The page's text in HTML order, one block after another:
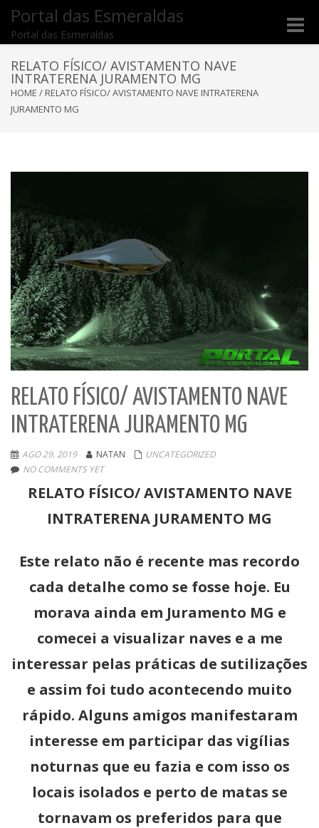
Portal das Esmeraldas
Portal das Esmeraldas
Toggle
RELATO FÍSICO/ AVISTAMENTO NAVE
INTRATERENA JURAMENTO MG
HOME / RELATO FÍSICO/ AVISTAMENTO NAVE INTRATERENA
JURAMENTO MG
RELATO FÍSICO/ AVISTAMENTO NAVE
INTRATERENA JURAMENTO MG
AGO 29, 2019 NATAN
UNCATEGORIZED
NO COMMENTS YET
RELATO FÍSICO/ AVISTAMENTO NAVE
INTRATERENA JURAMENTO MG
Este relato não é recente mas recordo
cada detalhe como se fosse hoje. Eu
morava ainda em Juramento MG e
comecei a visualizar naves e a me
interessar pelas práticas de sutilizações
e assim foi tudo acontecendo muito
rápido. Alguns amigos manifestaram
interesse em participar das vigílias
noturnas que eu fazia e com isso os
locais isolados e perto de matas se
tornavam os preferidos para que